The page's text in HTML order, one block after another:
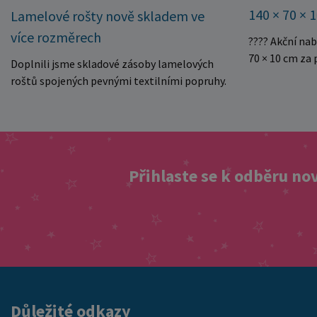
Lamelové rošty nově skladem ve
více rozměrech
Doplnili jsme skladové zásoby lamelových
roštů spojených pevnými textilními popruhy.
rovnoměrnou oporu. K dispozici jsou ve více
postele. Aktuálně máme skladem velké
množství kusů, proto můžeme objednávky
140 × 70 ×
???? Akční
70 × 10 cm
Výjimečně
této
Přihlaste se k odběru
Důležité odkazy